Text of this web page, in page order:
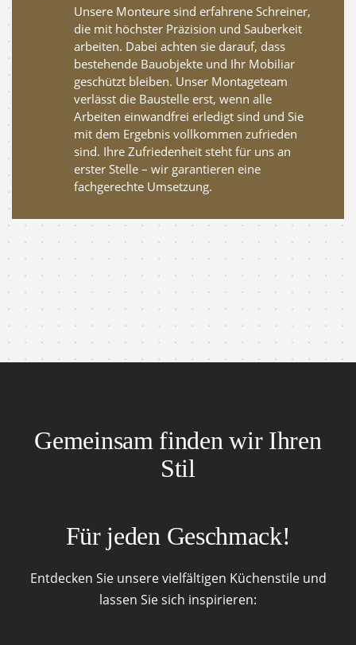
Unsere Monteure sind erfahrene Schreiner,
die mit höchster Präzision und Sauberkeit
arbeiten. Dabei achten sie darauf, dass
bestehende Bauobjekte und Ihr Mobiliar
geschützt bleiben. Unser Montageteam
verlässt die Baustelle erst, wenn alle
Arbeiten einwandfrei erledigt sind und Sie
mit dem Ergebnis vollkommen zufrieden
sind. Ihre Zufriedenheit steht für uns an
erster Stelle – wir garantieren eine
fachgerechte Umsetzung.
Gemeinsam finden wir Ihren
Stil
Für jeden Geschmack!
Entdecken Sie unsere vielfältigen Küchenstile und
lassen Sie sich inspirieren: